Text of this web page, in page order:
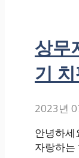
상무
기
2023년
안녕하
자랑하